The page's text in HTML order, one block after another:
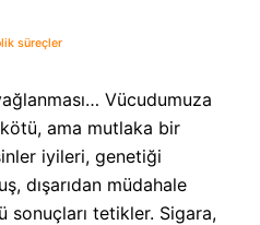
süreçler
Vücudumuza
ama mutlaka bir
iyileri, genetiği
dışarıdan müdahale
tetikler. Sigara,